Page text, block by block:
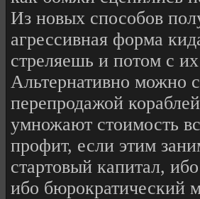
Из новых способов
агрессивная форма
стреляешь и потом с
Альтернативно можно
перепродажой
умножают стоимость
профит, если этим
стартовый капитал,
ибо бюрократический